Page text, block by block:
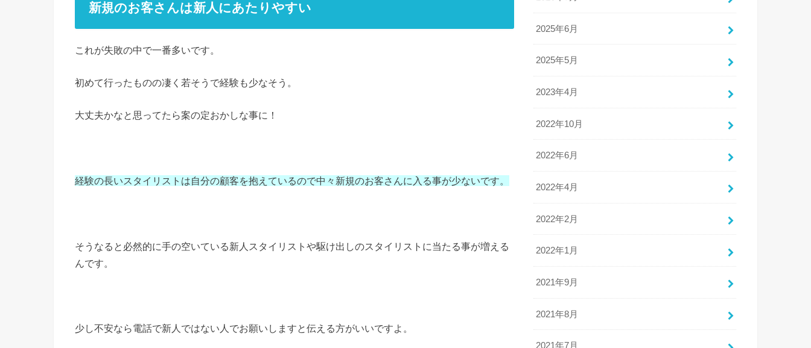
新規のお客さんは新人にあたりやすい
これが失敗の中で一番多いです。
初めて行ったものの凄く若そうで経験も少なそう。
大丈夫かなと思ってたら案の定おかしな事に！
経験の長いスタイリストは自分の顧客を抱えているので中々新規のお客さんに入る事が少ないです。
そうなると必然的に手の空いている新人スタイリストや駆け出しのスタイリストに当たる事が増える
んです。
少し不安なら電話で新人ではない人でお願いしますと伝える方がいいですよ。
2025年6月
2025年5月
2023年4月
2022年10月
2022年6月
2022年4月
2022年2月
2022年1月
2021年9月
2021年8月
2021年7月